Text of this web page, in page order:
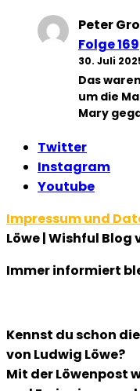
Peter
Folge 169
30. Juli
Das
um die
Mary
Twitter
Instagram
Youtube
Impressum und
Löwe | Wishful Blog
Immer informiert
Kennst du schon
von Ludwig Löwe?
Mit der Löwenpost